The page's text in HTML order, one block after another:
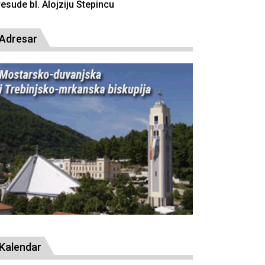
bl. Alojziju Stepincu